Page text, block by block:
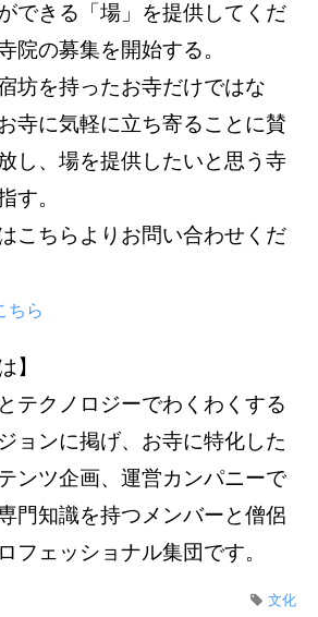
できる「場」を提供してくだ
院の募集を開始する。
坊を持ったお寺だけではな
寺に気軽に立ち寄ることに賛
し、場を提供したいと思う寺
す。
こちらよりお問い合わせくだ
ちら
】
テクノロジーでわくわくする
ョンに掲げ、お寺に特化した
ンツ企画、運営カンパニーで
門知識を持つメンバーと僧侶
フェッショナル集団です。
文化